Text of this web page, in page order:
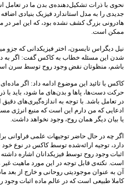
نحوی با ذرات تشکیل‌دهنده‌ی بدن ما در تعامل
جدیدی را به مدل استاندارد فیزیک بنیادی
هادرونی بزرگ کشف نشده بود، که این امر در
ممکن است.
نیل دیگراس تایسون، اختر فیزیکدانی که جزو
شدن این مسئله خطاب به کاکس گفت: اگر به
باشم، منظوتان نقض وجود روح توسط سرن
کاکس با تائید این موضوع ادامه داد: اگر
حرکت دست‌ها، پاها و بدن‌های ما شود، باید با
در تعامل باشد. با توجه به اندازه‌گیری‌های
ادعایی که من دارم این است که منبع انرژی
یا بیان دیگر همان روح، وجود نخواهد داشت.
اگر چه در حال حاضر توجیهات علمی فراوانی
دارد، توجیه ارائه‌شده توسط کاکس در نوع خود
اثبات وجود روح توسط فیزیکدانان اشاره داشته
است. نکته‌ی قابل توجه در این مورد ماهیت غیر
آن به عنوان موجودیتی روحانی و خارج از بعد
کاملا طبیعی است که در عالم ماده اثبات